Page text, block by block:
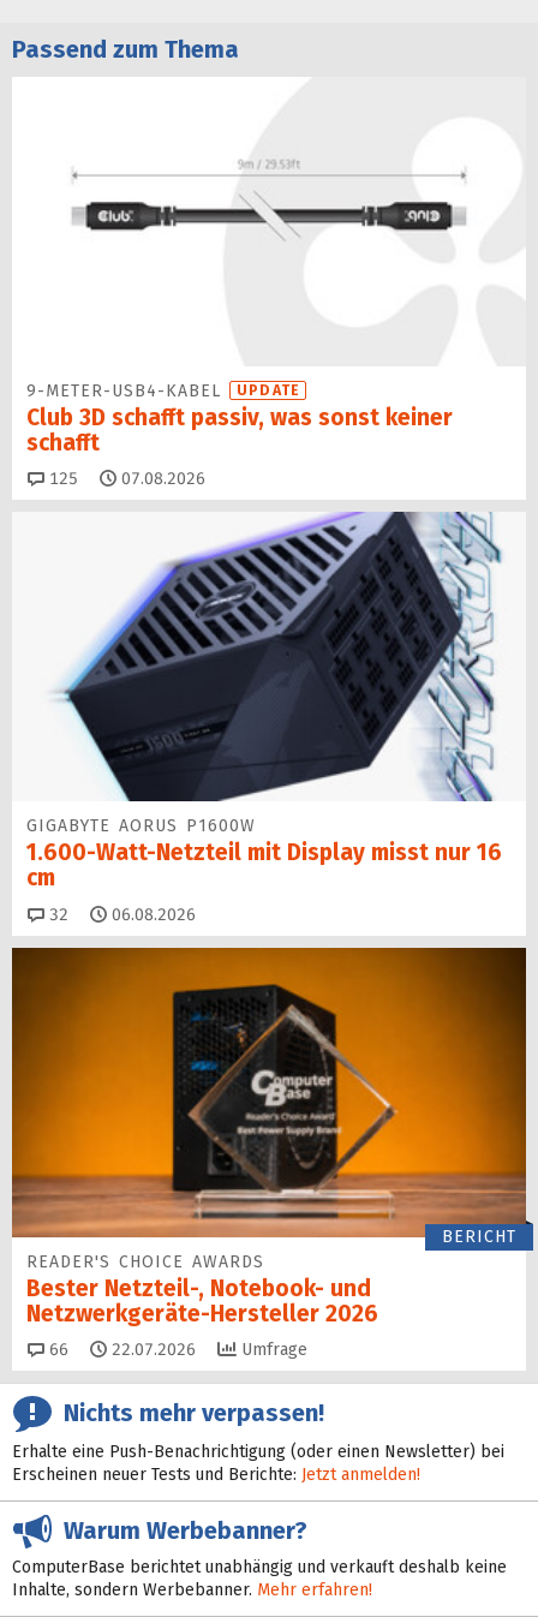
Passend zum Thema
9-METER-USB4-KABEL UPDATE
Club 3D schafft passiv, was sonst keiner
schafft
125 Kommentare
07.08.2026
GIGABYTE AORUS P1600W
1.600-Watt-Netzteil mit Display misst nur 16
cm
32 Kommentare
06.08.2026
BERICHT
READER'S CHOICE AWARDS
Bester Netzteil-, Notebook- und
Netzwerkgeräte-Hersteller 2026
66 Kommentare
22.07.2026 Umfrage
Nichts mehr verpassen!
Erhalte eine Push-Benachrichtigung (oder einen Newsletter) bei
Erscheinen neuer Tests und Berichte: Jetzt anmelden!
Warum Werbebanner?
ComputerBase berichtet unabhängig und verkauft deshalb keine
Inhalte, sondern Werbebanner. Mehr erfahren!